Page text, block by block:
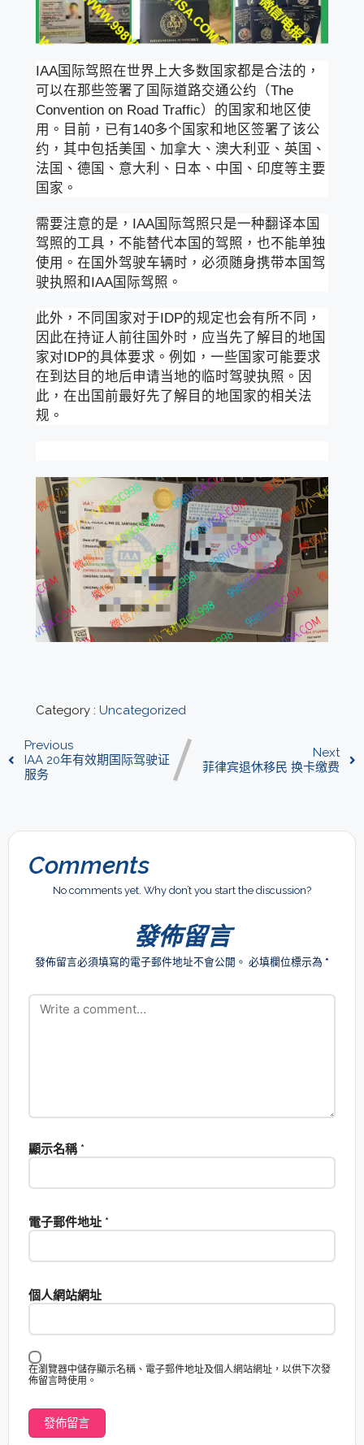
IAA国际驾照在世界上大多数国家都是合法的，
可以在那些签署了国际道路交通公约（The
Convention on Road Traffic）的国家和地区使
用。目前，已有140多个国家和地区签署了该公
约，其中包括美国、加拿大、澳大利亚、英国、
法国、德国、意大利、日本、中国、印度等主要
国家。
需要注意的是，IAA国际驾照只是一种翻译本国
驾照的工具，不能替代本国的驾照，也不能单独
使用。在国外驾驶车辆时，必须随身携带本国驾
驶执照和IAA国际驾照。
此外，不同国家对于IDP的规定也会有所不同，
因此在持证人前往国外时，应当先了解目的地国
家对IDP的具体要求。例如，一些国家可能要求
在到达目的地后申请当地的临时驾驶执照。因
此，在出国前最好先了解目的地国家的相关法
规。
Category : Uncategorized
Previous
IAA 20年有效期国际驾驶证
服务
Next
菲律宾退休移民 换卡缴费
Comments
No comments yet. Why don’t you start the discussion?
發佈留言
發佈留言必須填寫的電子郵件地址不會公開。 必填欄位標示為 *
顯示名稱 *
電子郵件地址 *
個人網站網址
在瀏覽器中儲存顯示名稱、電子郵件地址及個人網站網址，以供下次發
佈留言時使用。